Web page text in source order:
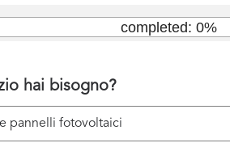
hai bisogno?
pannelli fotovoltaici
completed: 0%